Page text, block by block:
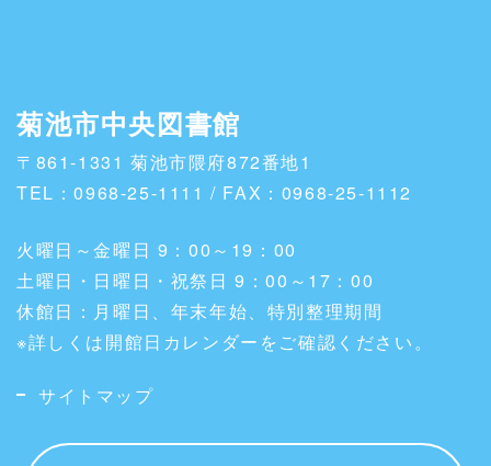
菊池市中央図書館
〒861-1331 菊池市隈府872番地1
TEL：0968-25-1111 / FAX：0968-25-1112
火曜日～金曜日 9：00～19：00
土曜日・日曜日・祝祭日 9：00～17：00
休館日：月曜日、年末年始、特別整理期間
※詳しくは開館日カレンダーをご確認ください。
サイトマップ